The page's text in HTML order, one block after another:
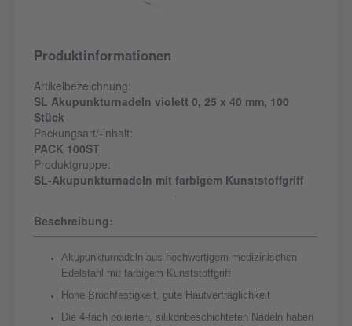
Produktinformationen
Artikelbezeichnung:
SL Akupunkturnadeln violett 0, 25 x 40 mm, 100
Stück
Packungsart/-inhalt:
PACK 100ST
Produktgruppe:
SL-Akupunkturnadeln mit farbigem Kunststoffgriff
Beschreibung:
Akupunkturnadeln aus hochwertigem medizinischen
Edelstahl mit farbigem Kunststoffgriff
Hohe Bruchfestigkeit, gute Hautverträglichkeit
Die 4-fach polierten, silikonbeschichteten Nadeln haben